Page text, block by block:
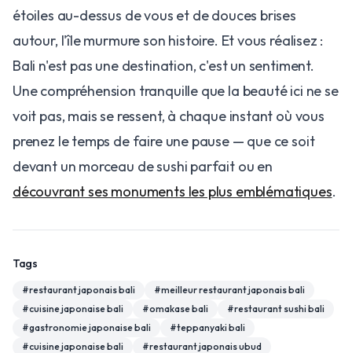
étoiles au-dessus de vous et de douces brises
autour, l'île murmure son histoire. Et vous réalisez :
Bali n'est pas une destination, c'est un sentiment.
Une compréhension tranquille que la beauté ici ne se
voit pas, mais se ressent, à chaque instant où vous
prenez le temps de faire une pause — que ce soit
devant un morceau de sushi parfait ou en
découvrant ses monuments les plus emblématiques.
Tags
#restaurant japonais bali #meilleur restaurant japonais bali
#cuisine japonaise bali #omakase bali #restaurant sushi bali
#gastronomie japonaise bali #teppanyaki bali
#cuisine japonaise bali #restaurant japonais ubud